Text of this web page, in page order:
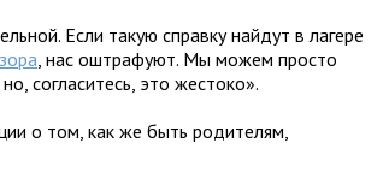
Если такую справку найдут в лагере
, нас оштрафуют. Мы можем просто
согласитесь, это жестоко».
о том, как же быть родителям,